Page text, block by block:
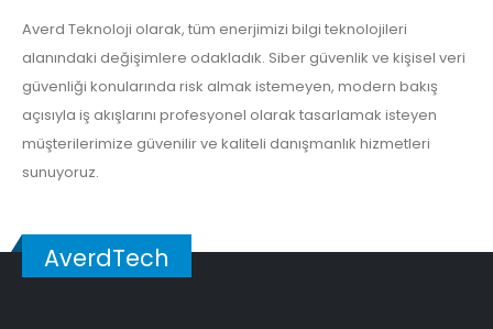
Averd Teknoloji olarak, tüm enerjimizi bilgi teknolojileri
alanındaki değişimlere odakladık. Siber güvenlik ve kişisel veri
güvenliği konularında risk almak istemeyen, modern bakış
açısıyla iş akışlarını profesyonel olarak tasarlamak isteyen
müşterilerimize güvenilir ve kaliteli danışmanlık hizmetleri
sunuyoruz.
AverdTech